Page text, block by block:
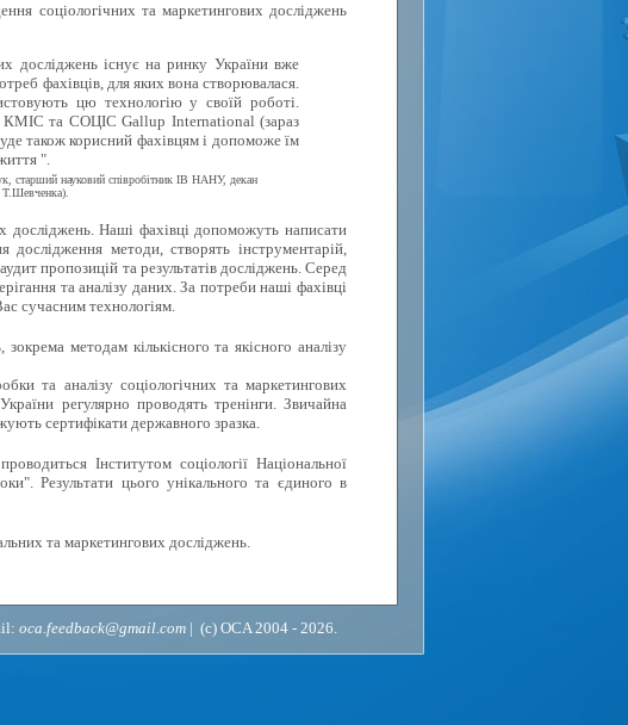
соціологічних та маркетингових досліджень
досліджень існує на ринку України вже
фахівців, для яких вона створювалася.
цю технологію у своїй роботі.
КМІС та СОЦІС Gallup International (зараз
також корисний фахівцям і допоможе їм
".
старший науковий співробітник ІВ НАНУ, декан
Т.Шевченка).
досліджень. Наші фахівці допоможуть написати
методи, створять інструментарій,
пропозицій та результатів досліджень. Серед
та аналізу даних. За потреби наші фахівці
сучасним технологіям.
методам кількісного та якісного аналізу
та аналізу соціологічних та маркетингових
регулярно проводять тренінги. Звичайна
сертифікати державного зразка.
Інститутом соціології Національної
Результати цього унікального та єдиного в
та маркетингових досліджень.
oca.feedback@gmail.com | (c) OCA 2004 - 2026.